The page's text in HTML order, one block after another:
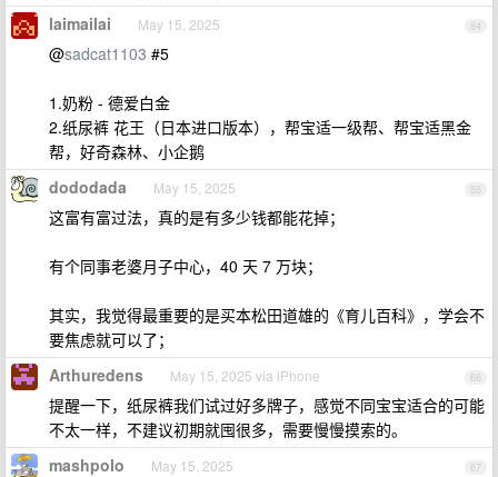
64
laimailai May 15, 2025
@sadcat1103 #5
1.奶粉 - 德爱白金
2.纸尿裤 花王（日本进口版本），帮宝适一级帮、帮宝适黑金
帮，好奇森林、小企鹅
65
dododada May 15, 2025
这富有富过法，真的是有多少钱都能花掉；
有个同事老婆月子中心，40 天 7 万块；
其实，我觉得最重要的是买本松田道雄的《育儿百科》，学会不
要焦虑就可以了；
66
Arthuredens May 15, 2025 via iPhone
提醒一下，纸尿裤我们试过好多牌子，感觉不同宝宝适合的可能
不太一样，不建议初期就囤很多，需要慢慢摸索的。
67
mashpolo May 15, 2025